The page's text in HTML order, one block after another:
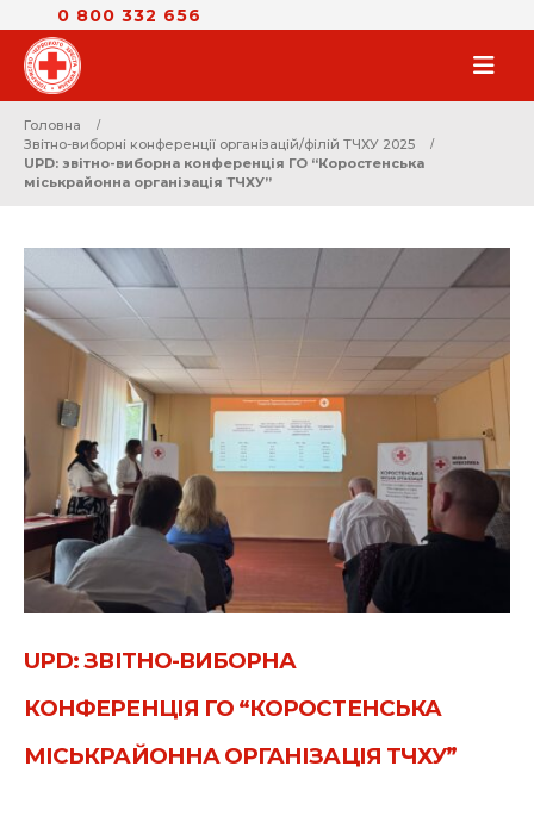
0 800 332 656
Головна
Звітно-виборні конференції організацій/філій ТЧХУ 2025
UPD: звітно-виборна конференція ГО “Коростенська
міськрайонна організація ТЧХУ”
UPD: ЗВІТНО-ВИБОРНА
КОНФЕРЕНЦІЯ ГО “КОРОСТЕНСЬКА
МІСЬКРАЙОННА ОРГАНІЗАЦІЯ ТЧХУ”